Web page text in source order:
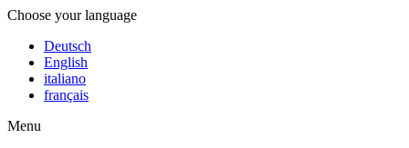
Choose your language
Deutsch
English
italiano
français
Menu